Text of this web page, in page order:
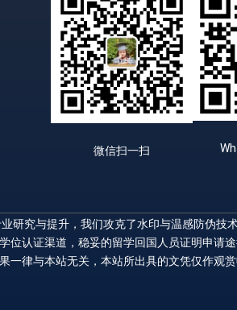
微信扫一扫
究与提升，我们攻克了水印与温感防伪技
认证渠道，稳妥的留学回国人员证明申请
律与本站无关，本站所出具的文凭仅作观